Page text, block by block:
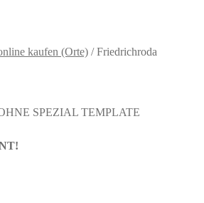
kaufen (Orte) /Friedrichroda
SPEZIAL TEMPLATE